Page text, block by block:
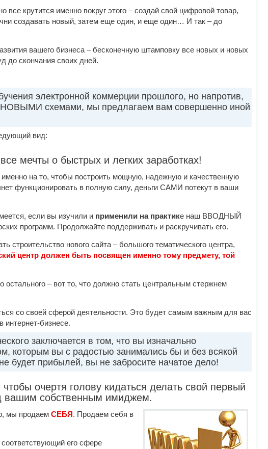
крутится именно вокруг этого – создай свой цифровой товар,
создавать новый, затем еще один, и еще один… И так – до
вашего бизнеса – бесконечную штамповку все новых и новых
до скончания своих дней.
электронной коммерции прошлого, но напротив,
НОВЫМИ схемами, мы предлагаем вам совершенно иной
вид:
мечты о быстрых и легких заработках!
именно на то, чтобы построить мощную, надежную и качественную
функционировать в полную силу, деньги САМИ потекут в ваши
если вы изучили и применили на практике наш ВВОДНЫЙ
программ. Продолжайте поддерживать и раскручивать его.
строительство нового сайта – большого тематического центра,
центр должен быть посвящен именно тому предмету, той
– вот то, что должно стать центральным стержнем
со своей сферой деятельности. Это будет самым важным для вас
бизнесе.
заключается в том, что вы изначально
которым вы с радостью занимались бы и без всякой
будет прибылей, вы не забросите начатое дело!
очертя голову кидаться делать свой первый
вашим собственным имиджем.
мы продаем СЕБЯ . Продаем себя в
его сфере